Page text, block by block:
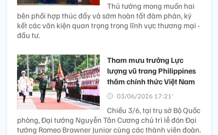
Thủ tướng mong muốn hai
bên phối hợp thúc đẩy và sớm hoàn tất đàm phán, ký
kết các văn kiện quan trọng trong lĩnh vực thương mại -
đầu tư.
Tham mưu trưởng Lực
lượng vũ trang Philippines
thăm chính thức Việt Nam
03/06/2026 17:21’
Chiều 3/6, tại trụ sở Bộ Quốc
phòng, Đại tướng Nguyễn Tân Cương chủ trì lễ đón Đại
tướng Romeo Brawner Junior cùng các thành viên đoàn.